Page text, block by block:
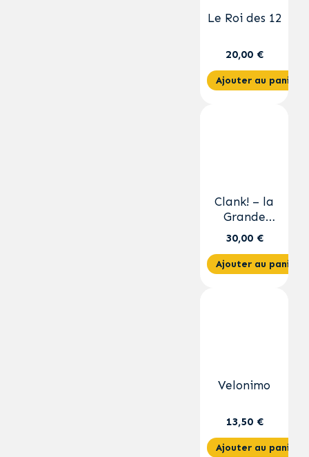
Le Roi des 12
20,00 €
Ajouter au panier
Clank! – la
Grande
Aventure
30,00 €
Ajouter au panier
Velonimo
13,50 €
Ajouter au panier